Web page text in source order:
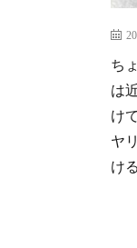
ち
は
け
ヤ
け